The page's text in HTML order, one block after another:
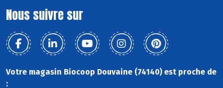
Nous suivre sur
Votre magasin Biocoop Douvaine (74140) est proche de
: